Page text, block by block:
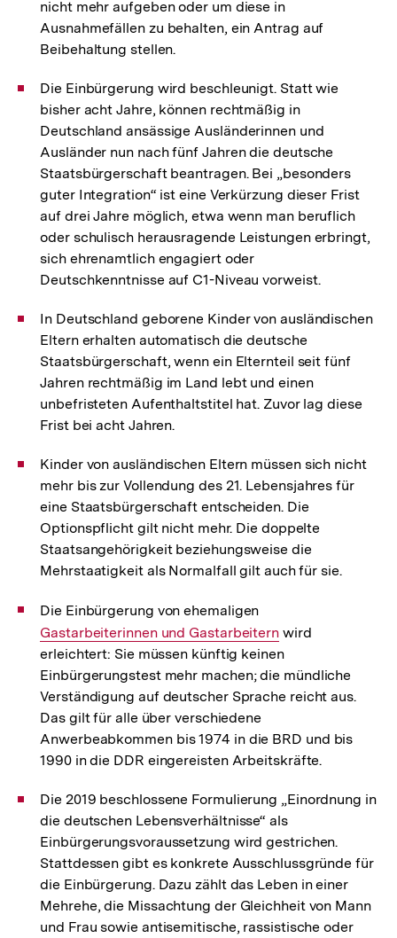
nicht mehr aufgeben oder um diese in
Ausnahmefällen zu behalten, ein Antrag auf
Beibehaltung stellen.
Die Einbürgerung wird beschleunigt. Statt wie
bisher acht Jahre, können rechtmäßig in
Deutschland ansässige Ausländerinnen und
Ausländer nun nach fünf Jahren die deutsche
Staatsbürgerschaft beantragen. Bei „besonders
guter Integration“ ist eine Verkürzung dieser Frist
auf drei Jahre möglich, etwa wenn man beruflich
oder schulisch herausragende Leistungen erbringt,
sich ehrenamtlich engagiert oder
Deutschkenntnisse auf C1-Niveau vorweist.
In Deutschland geborene Kinder von ausländischen
Eltern erhalten automatisch die deutsche
Staatsbürgerschaft, wenn ein Elternteil seit fünf
Jahren rechtmäßig im Land lebt und einen
unbefristeten Aufenthaltstitel hat. Zuvor lag diese
Frist bei acht Jahren.
Kinder von ausländischen Eltern müssen sich nicht
mehr bis zur Vollendung des 21. Lebensjahres für
eine Staatsbürgerschaft entscheiden. Die
Optionspflicht gilt nicht mehr. Die doppelte
Staatsangehörigkeit beziehungsweise die
Mehrstaatigkeit als Normalfall gilt auch für sie.
Die Einbürgerung von ehemaligen
Link:
Gastarbeiterinnen und Gastarbeitern wird
erleichtert: Sie müssen künftig keinen
Einbürgerungstest mehr machen; die mündliche
Verständigung auf deutscher Sprache reicht aus.
Das gilt für alle über verschiedene
Anwerbeabkommen bis 1974 in die BRD und bis
1990 in die DDR eingereisten Arbeitskräfte.
Die 2019 beschlossene Formulierung „Einordnung in
die deutschen Lebensverhältnisse“ als
Einbürgerungsvoraussetzung wird gestrichen.
Stattdessen gibt es konkrete Ausschlussgründe für
die Einbürgerung. Dazu zählt das Leben in einer
Mehrehe, die Missachtung der Gleichheit von Mann
und Frau sowie antisemitische, rassistische oder